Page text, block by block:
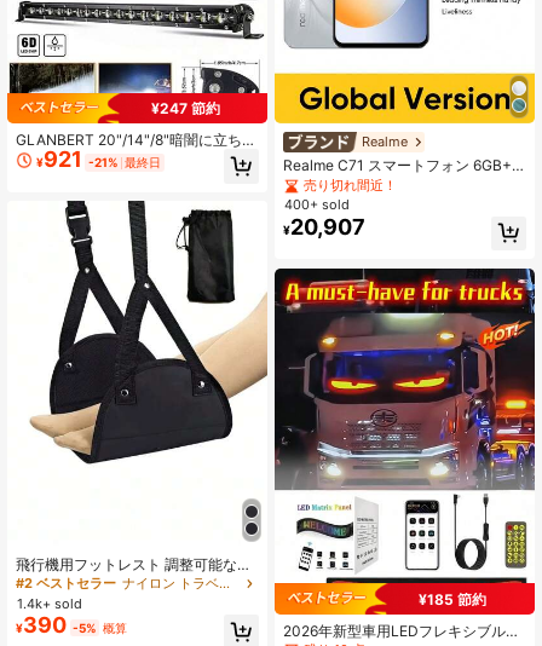
4.88 3K フォロワー
4.88 3K フォロワー
4.88 3K フォロワー
¥247 節約
GLANBERT 20"/14"/8"暗闇に立ち向
かえ 6D 12V 24V スリムLEDライト
バー! 180W 強力なオフロード作業ラ
ベンチャーに最適
¥921 -21% 最終日
飛行機用フットレスト 調整可能なス
トラップ付き 軽量 デスク用 旅行必
需品 携帯可能 耐久性 スタイリッシ
ュ ホーム・アウトドア・日常使い用
#2 ベストセラー
ナイロン トラベルアクセサリー&用品
1.4k+ sold
¥390 -5% 概算
Realme
Realme C71 スマートフォン 6GB+1
28GB/8GB+256GB グローバル版 4G
LTE、Android 15 SIMフリー、50MP
AIカメラ、120Hzスクリーン モバイ
ルフォン プラスライト、6000mAh
オクタコアチップ、アダプターなし
売り切れ間近！
400+ sold
¥20,907
¥185 節約
2026年新型車用LEDフレキシブルス